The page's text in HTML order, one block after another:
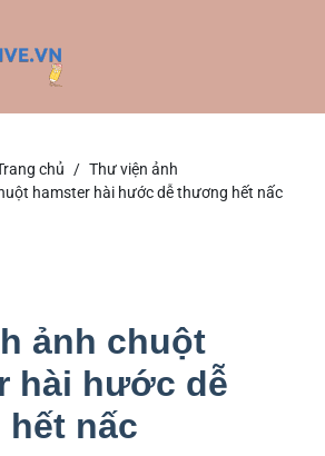
chủ
Thư viện ảnh
hamster hài hước dễ thương hết nấc
ảnh chuột
hài hước dễ
nấc